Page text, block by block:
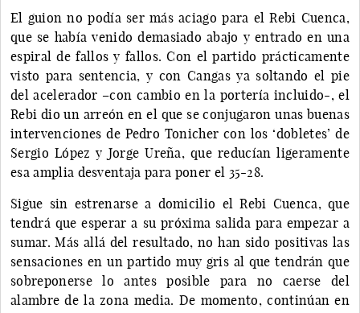
El guion no podía ser más aciago para el Rebi Cuenca,
que se había venido demasiado abajo y entrado en una
espiral de fallos y fallos. Con el partido prácticamente
visto para sentencia, y con Cangas ya soltando el pie
del acelerador –con cambio en la portería incluido-, el
Rebi dio un arreón en el que se conjugaron unas buenas
intervenciones de Pedro Tonicher con los ‘dobletes’ de
Sergio López y Jorge Ureña, que reducían ligeramente
esa amplia desventaja para poner el 35-28.
Sigue sin estrenarse a domicilio el Rebi Cuenca, que
tendrá que esperar a su próxima salida para empezar a
sumar. Más allá del resultado, no han sido positivas las
sensaciones en un partido muy gris al que tendrán que
sobreponerse lo antes posible para no caerse del
alambre de la zona media. De momento, continúan en